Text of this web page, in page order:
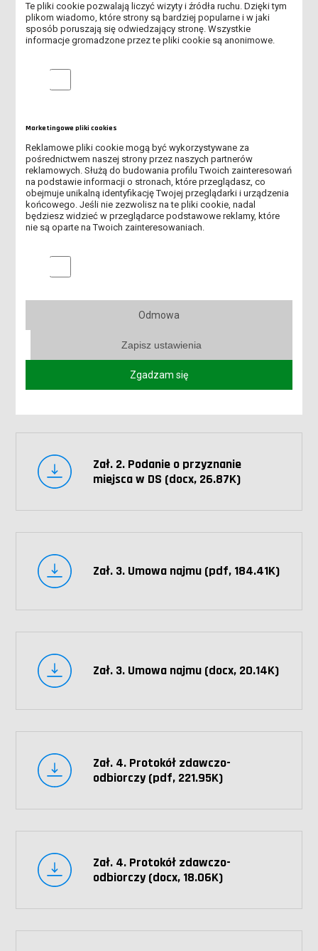
Zał.1. Zasady przyznawania miejsc
(pdf, 254.84K)
Zał. 2. Podanie o przyznanie
miejsca w DS (pdf, 312.55K)
Zał. 2. Podanie o przyznanie
miejsca w DS (docx, 26.87K)
Zał. 3. Umowa najmu (pdf, 184.41K)
Zał. 3. Umowa najmu (docx, 20.14K)
Zał. 4. Protokół zdawczo-
odbiorczy (pdf, 221.95K)
Zał. 4. Protokół zdawczo-
odbiorczy (docx, 18.06K)
Te pliki cookie pozwalają liczyć wizyty i źródła ruchu. Dzięki tym
plikom wiadomo, które strony są bardziej popularne i w jaki
sposób poruszają się odwiedzający stronę. Wszystkie
informacje gromadzone przez te pliki cookie są anonimowe.
Analityczne pliki cookie
Marketingowe pliki cookies
Reklamowe pliki cookie mogą być wykorzystywane za
pośrednictwem naszej strony przez naszych partnerów
reklamowych. Służą do budowania profilu Twoich zainteresowań
na podstawie informacji o stronach, które przeglądasz, co
obejmuje unikalną identyfikację Twojej przeglądarki i urządzenia
końcowego. Jeśli nie zezwolisz na te pliki cookie, nadal
będziesz widzieć w przeglądarce podstawowe reklamy, które
nie są oparte na Twoich zainteresowaniach.
Marketingowe pliki cookies
Odmowa
Zapisz ustawienia
Zgadzam się